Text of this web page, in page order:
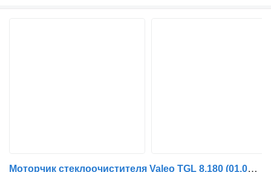
Моторчик стеклоочистителя Valeo TGL 8.180 (01.05-) 405001 для тягача MAN TGL, TGM, TGS, TGX (2005-2021)